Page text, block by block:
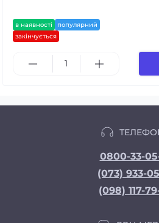
в наявності
популярний
закінчується
0800-33-
(073) 933-
(098) 117-